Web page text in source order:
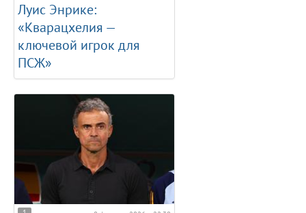
Луис Энрике:
«Кварацхелия —
ключевой игрок для
ПСЖ»